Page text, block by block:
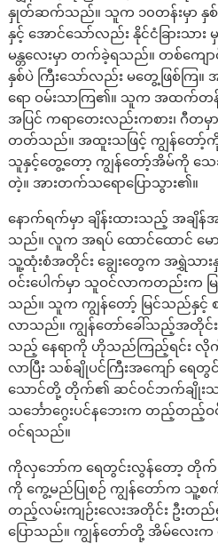
နှုတ်ဆက်သည်။ သူက ၁၀တန်းမှာ နှစ်
နှင့် အောင်သော်လည်း နိုင်ငံခြားသာ
မန္တလေးမှာ တက်ခဲ့ရသည်။ တစ်ကျ
နှစ်ပဲ ကြီးသော်လည်း မတွေ့ဖြစ်ကြ
ရော ဝမ်းသာကြ၏။ သူက အထက်တ
အပြင် ကရာတေးလည်းကစား၊ ဂီတ
တတ်သည်။ အထူးသဖြင့် ကျွန်တေ
သူနှင့်တွေ့တော့ ကျွန်တော့်အိမ်ကို သေချ
တဲ့။ အားတက်သရောပြောသွား၏။
နောက်ရက်မှာ ချိန်းထားသည့် အချိ
သည်။ လူက အရပ် ထောင်ထောင် မော
သူ့ထုံးစံအတိုင်း ချွေးတွေက အရွှဲသား
ဝင်းပေါက်မှာ သူဝင်လာကတည်းက
သည်။ သူက ကျွန်တော့် မြင်သည်နှင့်
လာသည်။ ကျွန်တော်ခေါ်သည့်အတိုင်း
သည့် နေရာကို ဟိုသည်ကြည့်ရင်း လို
လာပြီး သစ်ချိုပင်ကြီးအကျော် ရေ
သောင်တို့ တိုက်၏ ဆင်ဝင်ဘက်ချိုး
သင်္ဘောဂွေးပင်နဘေးက တည့်တည့်
ဝင်ရသည်။
ကိုလှဘော်က ရေတွင်းလွန်တော့ တို
ကို ကွေ့မည်ပြုစဉ် ကျွန်တော်က
တည့်လမ်းကျဉ်းလေးအတိုင်း ဦးတည်
ပြောသည်။ ကျွန်တော်တို့ အိမ်လေးက